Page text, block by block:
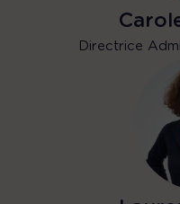
Directrice